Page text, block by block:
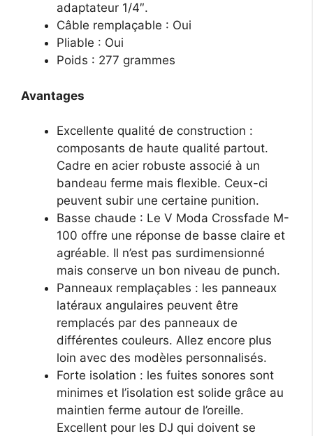
adaptateur 1/4″.
Câble remplaçable : Oui
Pliable : Oui
Poids : 277 grammes
Avantages
Excellente qualité de construction :
composants de haute qualité partout.
Cadre en acier robuste associé à un
bandeau ferme mais flexible. Ceux-ci
peuvent subir une certaine punition.
Basse chaude : Le V Moda Crossfade M-
100 offre une réponse de basse claire et
agréable. Il n’est pas surdimensionné
mais conserve un bon niveau de punch.
Panneaux remplaçables : les panneaux
latéraux angulaires peuvent être
remplacés par des panneaux de
différentes couleurs. Allez encore plus
loin avec des modèles personnalisés.
Forte isolation : les fuites sonores sont
minimes et l’isolation est solide grâce au
maintien ferme autour de l’oreille.
Excellent pour les DJ qui doivent se